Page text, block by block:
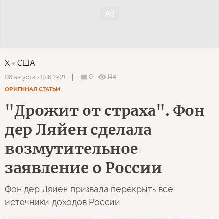
X США
08 августа 2026 19:21 0
144
ОРИГИНАЛ СТАТЬИ
"Дрожит от страха". Фон
дер Ляйен сделала
возмутительное
заявление о России
Фон дер Ляйен призвала перекрыть все
источники доходов России